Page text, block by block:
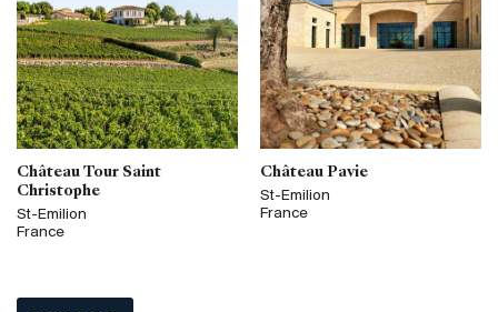
Château Tour Saint
Christophe
St-Emilion
France
Château Pavie
St-Emilion
France